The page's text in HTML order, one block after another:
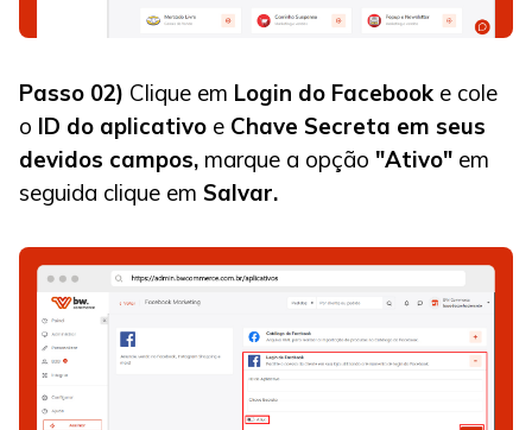
Passo 02) Clique em Login do Facebook e cole
o ID do aplicativo e Chave Secreta em seus
devidos campos, marque a opção "Ativo" em
seguida clique em Salvar.